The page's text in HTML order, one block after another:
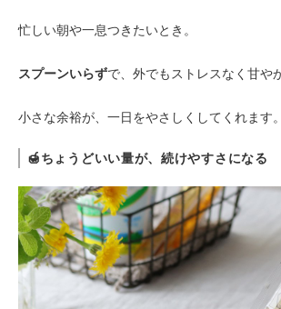
忙しい朝や一息つきたいとき。
スプーンいらずで、外でもストレスなく甘や
小さな余裕が、一日をやさしくしてくれます。
🍯ちょうどいい量が、続けやすさになる